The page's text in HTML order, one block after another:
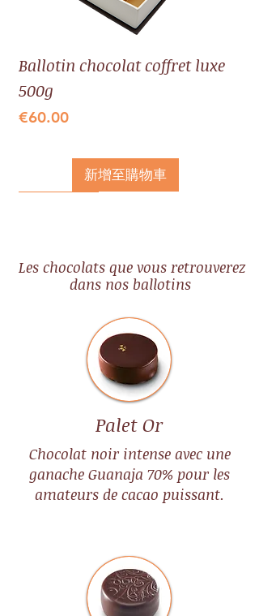
Ballotin chocolat coffret luxe
500g
價格
€60.00
新增至購物車
巧克力盒装250g
價格
€24.00
已含 增值税
巧克力盒豪华盒250g
價格
€30.00
已含 增值税
巧克力盒装500g
價格
€42.00
已含 增值税
迷你盒 4 颗巧克力糖
價格
€7.00
已含 增值税
Les chocolats que vous retrouverez
dans nos ballotins
Palet Or
Chocolat noir intense avec une
ganache Guanaja 70% pour les
amateurs de cacao puissant.